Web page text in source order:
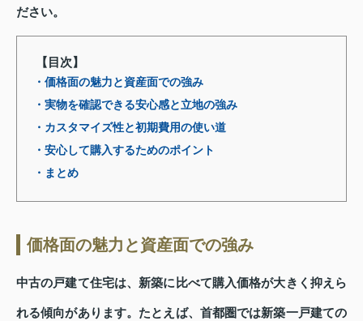
ださい。
【目次】
・価格面の魅力と資産面での強み
・実物を確認できる安心感と立地の強み
・カスタマイズ性と初期費用の使い道
・安心して購入するためのポイント
・まとめ
価格面の魅力と資産面での強み
中古の戸建て住宅は、新築に比べて購入価格が大きく抑えら
れる傾向があります。たとえば、首都圏では新築一戸建ての